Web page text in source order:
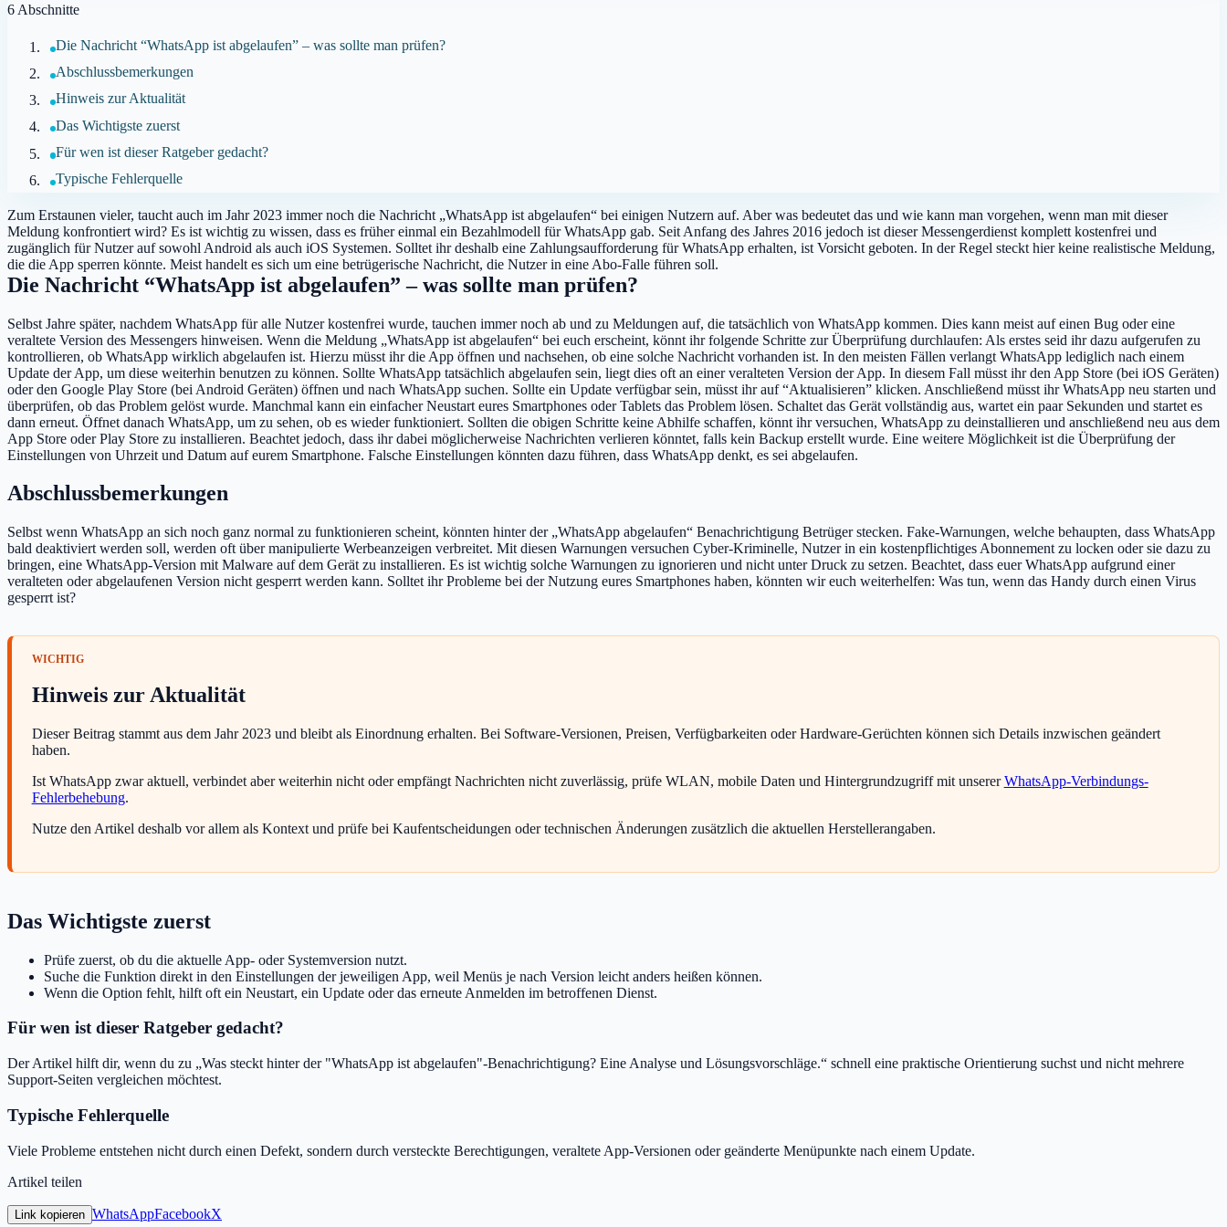
6 Abschnitte
Die Nachricht “WhatsApp ist abgelaufen” – was sollte man prüfen?
Abschlussbemerkungen
Hinweis zur Aktualität
Das Wichtigste zuerst
Für wen ist dieser Ratgeber gedacht?
Typische Fehlerquelle
Zum Erstaunen vieler, taucht auch im Jahr 2023 immer noch die Nachricht „WhatsApp ist abgelaufen“ bei einigen Nutzern auf. Aber was bedeutet das und wie kann man vorgehen, wenn man mit dieser
Meldung konfrontiert wird? Es ist wichtig zu wissen, dass es früher einmal ein Bezahlmodell für WhatsApp gab. Seit Anfang des Jahres 2016 jedoch ist dieser Messengerdienst komplett kostenfrei und
zugänglich für Nutzer auf sowohl Android als auch iOS Systemen. Solltet ihr deshalb eine Zahlungsaufforderung für WhatsApp erhalten, ist Vorsicht geboten. In der Regel steckt hier keine realistische Meldung,
die die App sperren könnte. Meist handelt es sich um eine betrügerische Nachricht, die Nutzer in eine Abo-Falle führen soll.
Die Nachricht “WhatsApp ist abgelaufen” – was sollte man prüfen?
Selbst Jahre später, nachdem WhatsApp für alle Nutzer kostenfrei wurde, tauchen immer noch ab und zu Meldungen auf, die tatsächlich von WhatsApp kommen. Dies kann meist auf einen Bug oder eine
veraltete Version des Messengers hinweisen. Wenn die Meldung „WhatsApp ist abgelaufen“ bei euch erscheint, könnt ihr folgende Schritte zur Überprüfung durchlaufen: Als erstes seid ihr dazu aufgerufen zu
kontrollieren, ob WhatsApp wirklich abgelaufen ist. Hierzu müsst ihr die App öffnen und nachsehen, ob eine solche Nachricht vorhanden ist. In den meisten Fällen verlangt WhatsApp lediglich nach einem
Update der App, um diese weiterhin benutzen zu können. Sollte WhatsApp tatsächlich abgelaufen sein, liegt dies oft an einer veralteten Version der App. In diesem Fall müsst ihr den App Store (bei iOS Geräten)
oder den Google Play Store (bei Android Geräten) öffnen und nach WhatsApp suchen. Sollte ein Update verfügbar sein, müsst ihr auf “Aktualisieren” klicken. Anschließend müsst ihr WhatsApp neu starten und
überprüfen, ob das Problem gelöst wurde. Manchmal kann ein einfacher Neustart eures Smartphones oder Tablets das Problem lösen. Schaltet das Gerät vollständig aus, wartet ein paar Sekunden und startet es
dann erneut. Öffnet danach WhatsApp, um zu sehen, ob es wieder funktioniert. Sollten die obigen Schritte keine Abhilfe schaffen, könnt ihr versuchen, WhatsApp zu deinstallieren und anschließend neu aus dem
App Store oder Play Store zu installieren. Beachtet jedoch, dass ihr dabei möglicherweise Nachrichten verlieren könntet, falls kein Backup erstellt wurde. Eine weitere Möglichkeit ist die Überprüfung der
Einstellungen von Uhrzeit und Datum auf eurem Smartphone. Falsche Einstellungen könnten dazu führen, dass WhatsApp denkt, es sei abgelaufen.
Abschlussbemerkungen
Selbst wenn WhatsApp an sich noch ganz normal zu funktionieren scheint, könnten hinter der „WhatsApp abgelaufen“ Benachrichtigung Betrüger stecken. Fake-Warnungen, welche behaupten, dass WhatsApp
bald deaktiviert werden soll, werden oft über manipulierte Werbeanzeigen verbreitet. Mit diesen Warnungen versuchen Cyber-Kriminelle, Nutzer in ein kostenpflichtiges Abonnement zu locken oder sie dazu zu
bringen, eine WhatsApp-Version mit Malware auf dem Gerät zu installieren. Es ist wichtig solche Warnungen zu ignorieren und nicht unter Druck zu setzen. Beachtet, dass euer WhatsApp aufgrund einer
veralteten oder abgelaufenen Version nicht gesperrt werden kann. Solltet ihr Probleme bei der Nutzung eures Smartphones haben, könnten wir euch weiterhelfen: Was tun, wenn das Handy durch einen Virus
gesperrt ist?
Hinweis zur Aktualität
Dieser Beitrag stammt aus dem Jahr 2023 und bleibt als Einordnung erhalten. Bei Software-Versionen, Preisen, Verfügbarkeiten oder Hardware-Gerüchten können sich Details inzwischen geändert
haben.
Ist WhatsApp zwar aktuell, verbindet aber weiterhin nicht oder empfängt Nachrichten nicht zuverlässig, prüfe WLAN, mobile Daten und Hintergrundzugriff mit unsererWhatsApp-Verbindungs-
Fehlerbehebung.
Nutze den Artikel deshalb vor allem als Kontext und prüfe bei Kaufentscheidungen oder technischen Änderungen zusätzlich die aktuellen Herstellerangaben.
Das Wichtigste zuerst
Prüfe zuerst, ob du die aktuelle App- oder Systemversion nutzt.
Suche die Funktion direkt in den Einstellungen der jeweiligen App, weil Menüs je nach Version leicht anders heißen können.
Wenn die Option fehlt, hilft oft ein Neustart, ein Update oder das erneute Anmelden im betroffenen Dienst.
Für wen ist dieser Ratgeber gedacht?
Der Artikel hilft dir, wenn du zu „Was steckt hinter der "WhatsApp ist abgelaufen"-Benachrichtigung? Eine Analyse und Lösungsvorschläge.“ schnell eine praktische Orientierung suchst und nicht mehrere
Support-Seiten vergleichen möchtest.
Typische Fehlerquelle
Viele Probleme entstehen nicht durch einen Defekt, sondern durch versteckte Berechtigungen, veraltete App-Versionen oder geänderte Menüpunkte nach einem Update.
Artikel teilen
Link kopieren WhatsAppFacebookX